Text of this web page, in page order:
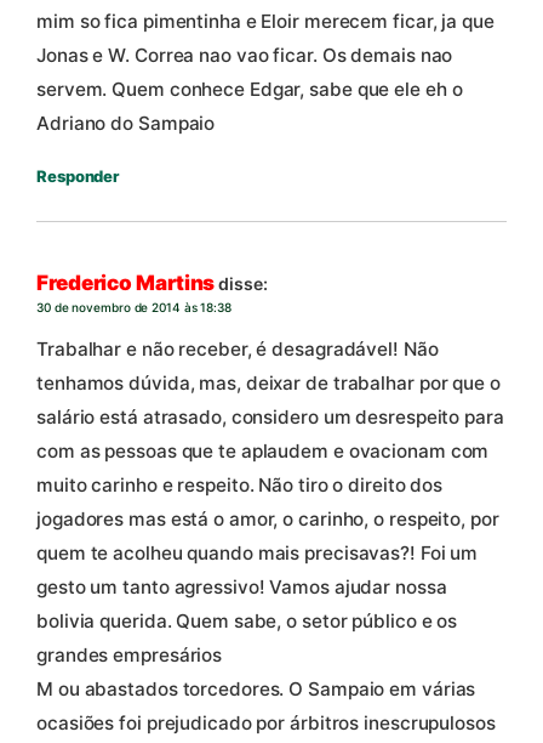
mim so fica pimentinha e Eloir merecem ficar, ja que
Jonas e W. Correa nao vao ficar. Os demais nao
servem. Quem conhece Edgar, sabe que ele eh o
Adriano do Sampaio
Responder
Frederico Martinsdisse:
30 de novembro de 2014 às 18:38
Trabalhar e não receber, é desagradável! Não
tenhamos dúvida, mas, deixar de trabalhar por que o
salário está atrasado, considero um desrespeito para
com as pessoas que te aplaudem e ovacionam com
muito carinho e respeito. Não tiro o direito dos
jogadores mas está o amor, o carinho, o respeito, por
quem te acolheu quando mais precisavas?! Foi um
gesto um tanto agressivo! Vamos ajudar nossa
bolivia querida. Quem sabe, o setor público e os
grandes empresários
M ou abastados torcedores. O Sampaio em várias
ocasiões foi prejudicado por árbitros inescrupulosos